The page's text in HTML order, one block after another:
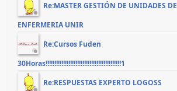
Re:MASTER GESTIÓN DE UNIDADES DE
ENFERMERIA UNIR
Re:Cursos Fuden
30Horas!!!!!!!!!!!!!!!!!!!!!!!!!!!!!!!!!!!!!!!!!!!1
Re:RESPUESTAS EXPERTO LOGOSS